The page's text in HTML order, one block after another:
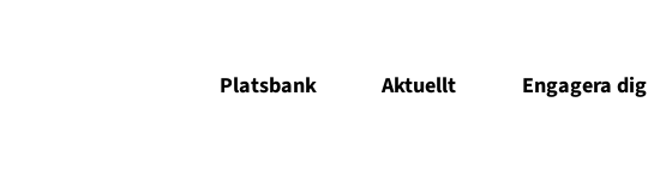
Platsbank Aktuellt Engagera dig